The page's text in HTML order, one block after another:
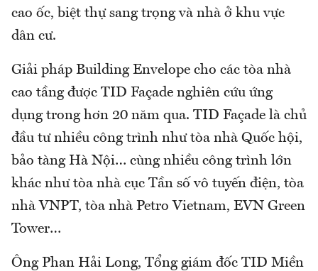
cao ốc, biệt thự sang trọng và nhà ở khu vực
dân cư.
Giải pháp Building Envelope cho các tòa nhà
cao tầng được TID Façade nghiên cứu ứng
dụng trong hơn 20 năm qua. TID Façade là chủ
đầu tư nhiều công trình như tòa nhà Quốc hội,
bảo tàng Hà Nội… cùng nhiều công trình lớn
khác như tòa nhà cục Tần số vô tuyến điện, tòa
nhà VNPT, tòa nhà Petro Vietnam, EVN Green
Tower…
Ông Phan Hải Long, Tổng giám đốc TID Miền